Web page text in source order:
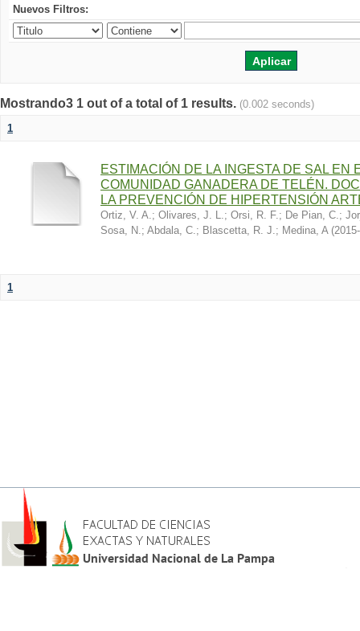
Nuevos Filtros:
Mostrando3 1 out of a total of 1 results. (0.002 seconds)
1
ESTIMACIÓN DE LA INGESTA DE SAL EN
COMUNIDAD GANADERA DE TELÉN.
LA PREVENCIÓN DE HIPERTENSIÓN
Ortiz, V. A.; Olivares, J. L.; Orsi, R. F.; De Pian, C.;
Sosa, N.; Abdala, C.; Blascetta, R. J.; Medina, A (
1